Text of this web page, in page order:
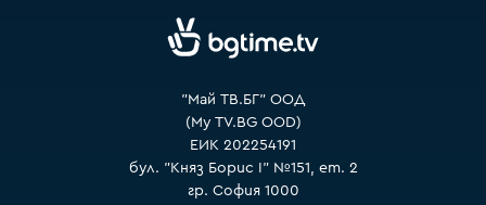
"Май ТВ.БГ" ООД
(My TV.BG OOD)
ЕИК 202254191
бул. "Княз Борис I" №151, ет. 2
гр. София 1000